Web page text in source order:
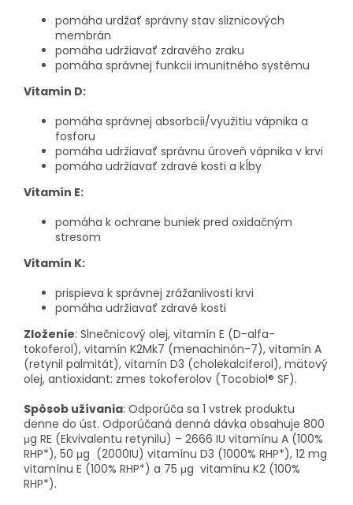
pomáha urdžať správny stav sliznicových
membrán
pomáha udržiavať zdravého zraku
pomáha správnej funkcii imunitného systému
Vitamín D:
pomáha správnej absorbcii/využitiu vápnika a
fosforu
pomáha udržiavať správnu úroveň vápnika v krvi
pomáha udržiavať zdravé kosti a kĺby
Vitamín E:
pomáha k ochrane buniek pred oxidačným
stresom
Vitamín K:
prispieva k správnej zrážanlivosti krvi
pomáha udržiavať zdravé kosti
Zloženie: Slnečnicový olej, vitamín E (D-alfa-
tokoferol), vitamín K2Mk7 (menachinón-7), vitamín A
(retynil palmitát), vitamín D3 (cholekalciferol), mätový
olej, antioxidant: zmes tokoferolov (Tocobiol® SF).
Spôsob užívania: Odporúča sa 1 vstrek produktu
denne do úst. Odporúčaná denná dávka obsahuje 800
μg RE (Ekvivalentu retynilu) – 2666 IU vitamínu A (100%
RHP*), 50 μg (2000IU) vitamínu D3 (1000% RHP*), 12 mg
vitamínu E (100% RHP*) a 75 μg vitamínu K2 (100%
RHP*).